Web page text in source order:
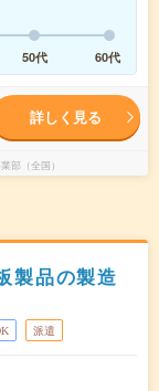
50代 60代
詳しく見る
部（全国）
製品の製造
派遣